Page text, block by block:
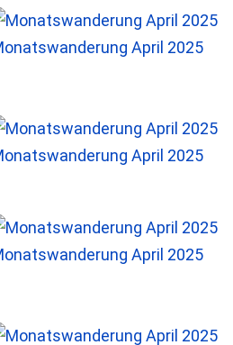
April 2025
April 2025
April 2025